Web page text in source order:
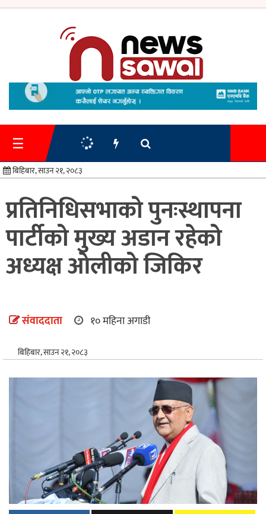
गृहपृष्ठ
समाचार
प्रशासन
स्वास्थ्य/
शिक्षा
मनोरन्जन
☰
बिहिबार, साउन २१, २०८३
प्रतिनिधिसभाको पुनःस्थापना
पार्टीको मुख्य अडान रहेको
अध्यक्ष ओलीको जिकिर
संवाददाता १० महिना अगाडी
बिहिबार, साउन २१, २०८३